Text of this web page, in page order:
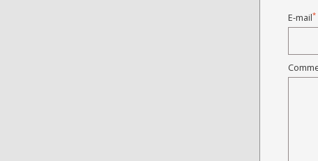
E-mail*